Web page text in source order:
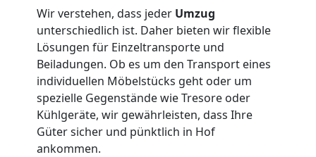
Wir verstehen, dass jeder Umzug
unterschiedlich ist. Daher bieten wir flexible
Lösungen für Einzeltransporte und
Beiladungen. Ob es um den Transport eines
individuellen Möbelstücks geht oder um
spezielle Gegenstände wie Tresore oder
Kühlgeräte, wir gewährleisten, dass Ihre
Güter sicher und pünktlich in Hof
ankommen.
Neustadt
Expressumzug
Wiener
Neustadt